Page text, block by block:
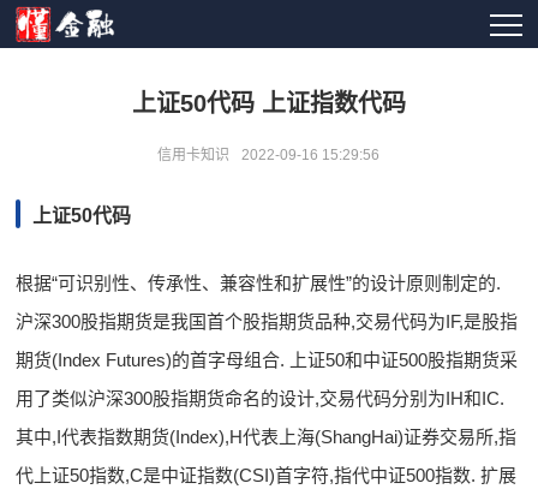
上证50代码 上证指数代码
信用卡知识 2022-09-16 15:29:56
上证50代码
根据“可识别性、传承性、兼容性和扩展性”的设计原则制定的.
沪深300股指期货是我国首个股指期货品种,交易代码为IF,是股指
期货(Index Futures)的首字母组合. 上证50和中证500股指期货采
用了类似沪深300股指期货命名的设计,交易代码分别为IH和IC.
其中,I代表指数期货(Index),H代表上海(ShangHai)证券交易所,指
代上证50指数,C是中证指数(CSI)首字符,指代中证500指数. 扩展